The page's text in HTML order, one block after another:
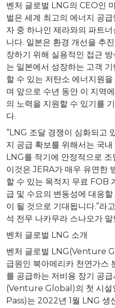
벤처 글로벌 LNG의 CEO인
벌은 세계 최고의 에너지 공
자 중 하나인 제라와의 파트
니다. 일본은 환경 개선을 추
장하기 위해 실용적인 접근
는 일본에서 성장하는 고객
할 수 있는 저탄소 에너지원
며 앞으로 수년 동안 이 지역
의 노력을 지원할 수 있기를
다.
“LNG 조달 경쟁이 심화되고
지 공급 확보를 위해서는 국
LNG를 적기에 안정적으로
이것은 JERA가 매우 유연한
할 수 있는 목적지 무료 FOB
급 및 수요의 변동성에 대응
이 될 것으로 기대됩니다.”라
석 전무 나카무라 스나오가 말
벤처 글로벌 LNG 소개
벤처 글로벌 LNG(Venture
급원인 북아메리카 천연가스
를 공급하는 저비용 장기 공
(Venture Global)의 첫 시설
Pass)는 2022년 1월 LNG 생